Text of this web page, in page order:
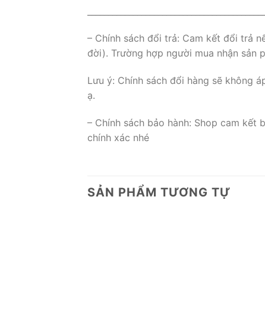
– Chính sách đổi trả: Cam kết đổi trả
đời). Trường hợp người mua nhận
Lưu ý: Chính sách đổi hàng sẽ không
ạ.
– Chính sách bảo hành: Shop cam
chính xác nhé
SẢN PHẨM TƯƠNG TỰ